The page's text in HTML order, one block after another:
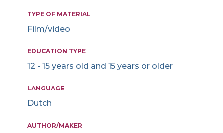
TYPE OF MATERIAL
Film/video
EDUCATION TYPE
12 - 15 years old and 15 years or older
LANGUAGE
Dutch
AUTHOR/MAKER